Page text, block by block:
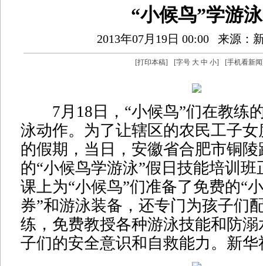
“小候鸟”学游泳
2013年07月19日 00:00 来源：
[打印本稿] [字号 大 中 小] [手机看新闻
7月18日，“小候鸟”们在教练
泳动作。为了让辖区的农民工子
的假期，当日，安徽省合肥市铜
的“小候鸟学游泳”假日技能培训
课上为“小候鸟”们准备了免费的“
券”和游泳装备，还专门为孩子们
练，免费教授各种游泳技能和防
子们的安全意识和自救能力。新